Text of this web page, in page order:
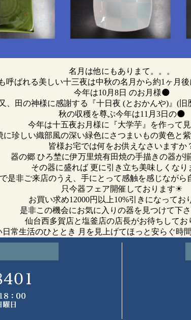
名月は他にもありまて。。。
呼ばれる美しい十三夜は中秋の名月から約1ヶ月
今年は10月8日 のお月様🌑
又、田の神様に感謝する『十日夜 (とおかんや)』(旧
秋の収穫を尊ぶ今年は11月3日の🌑
今年は十五夜お月様に『大学芋』を作って
に珍しい織部風の深い緑色にさつまいもの黄色と
皆様お宅では何をお供えなさいますか
器の郷 ひろ埜に伊万里焼有田焼の手描きの器が
その器に盛れば 更に引き立ち美味しくなり
是非ご来店のうえ、手にとって感触を感じなが
只今器フェア開催しております☀
お買い求め12000円以上10%引きになってお
是非この機会にお気に入りの器を見つけて下
仙台西多賀店と塩釜店の店長がお待ちしてお
日常生活のひととき 月を見上げてほっと安らぐ時